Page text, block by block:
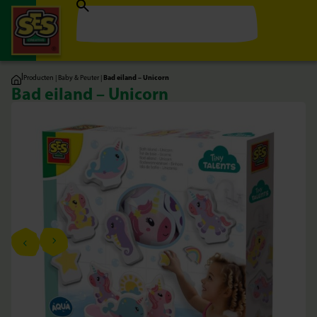
|Producten | Baby & Peuter | Bad eiland – Unicorn
Bad eiland – Unicorn